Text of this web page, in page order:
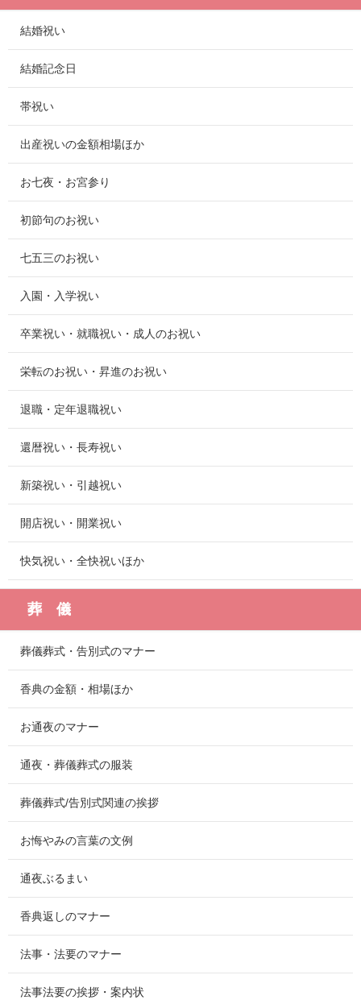
結婚祝い
結婚記念日
帯祝い
出産祝いの金額相場ほか
お七夜・お宮参り
初節句のお祝い
七五三のお祝い
入園・入学祝い
卒業祝い・就職祝い・成人のお祝い
栄転のお祝い・昇進のお祝い
退職・定年退職祝い
還暦祝い・長寿祝い
新築祝い・引越祝い
開店祝い・開業祝い
快気祝い・全快祝いほか
葬 儀
葬儀葬式・告別式のマナー
香典の金額・相場ほか
お通夜のマナー
通夜・葬儀葬式の服装
葬儀葬式/告別式関連の挨拶
お悔やみの言葉の文例
通夜ぶるまい
香典返しのマナー
法事・法要のマナー
法事法要の挨拶・案内状